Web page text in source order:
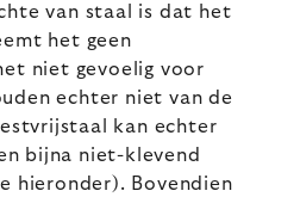
van staal is dat het
het geen
niet gevoelig voor
echter niet van de
kan echter
bijna niet-klevend
hieronder). Bovendien